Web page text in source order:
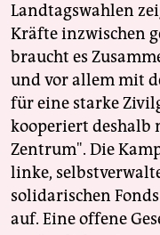
Landtagswahlen
Kräfte inzwischen
braucht es
und vor allem mit
für eine starke
kooperiert deshalb
Zentrum". Die
linke,
solidarischen
auf. Eine offene